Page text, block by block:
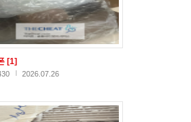
[1]
2026.07.26